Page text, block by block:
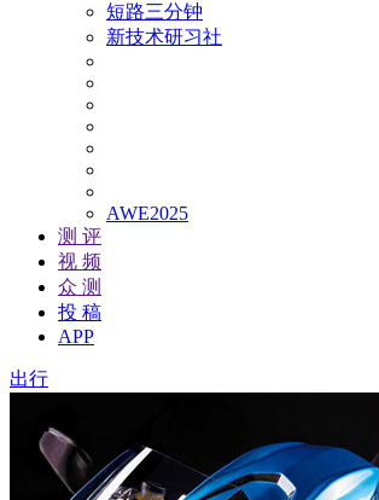
短路三分钟
新技术研习社
AWE2025
测 评
视 频
众 测
投 稿
APP
出行